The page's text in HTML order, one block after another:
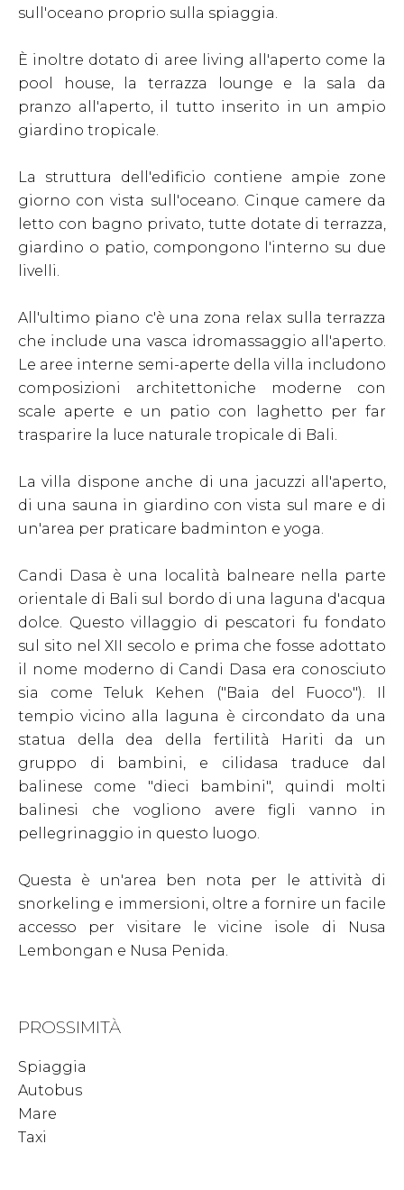
sull'oceano proprio sulla spiaggia.
È inoltre dotato di aree living all'aperto come la
pool house, la terrazza lounge e la sala da
pranzo all'aperto, il tutto inserito in un ampio
giardino tropicale.
La struttura dell'edificio contiene ampie zone
giorno con vista sull'oceano. Cinque camere da
letto con bagno privato, tutte dotate di terrazza,
giardino o patio, compongono l'interno su due
livelli.
All'ultimo piano c'è una zona relax sulla terrazza
che include una vasca idromassaggio all'aperto.
Le aree interne semi-aperte della villa includono
composizioni architettoniche moderne con
scale aperte e un patio con laghetto per far
trasparire la luce naturale tropicale di Bali.
La villa dispone anche di una jacuzzi all'aperto,
di una sauna in giardino con vista sul mare e di
un'area per praticare badminton e yoga.
Candi Dasa è una località balneare nella parte
orientale di Bali sul bordo di una laguna d'acqua
dolce. Questo villaggio di pescatori fu fondato
sul sito nel XII secolo e prima che fosse adottato
il nome moderno di Candi Dasa era conosciuto
sia come Teluk Kehen ("Baia del Fuoco"). Il
tempio vicino alla laguna è circondato da una
statua della dea della fertilità Hariti da un
gruppo di bambini, e cilidasa traduce dal
balinese come "dieci bambini", quindi molti
balinesi che vogliono avere figli vanno in
pellegrinaggio in questo luogo.
Questa è un'area ben nota per le attività di
snorkeling e immersioni, oltre a fornire un facile
accesso per visitare le vicine isole di Nusa
Lembongan e Nusa Penida.
PROSSIMITÀ
Spiaggia
Autobus
Mare
Taxi